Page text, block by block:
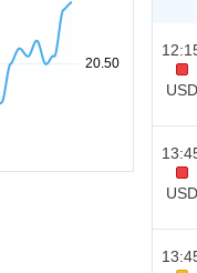
USD
USD